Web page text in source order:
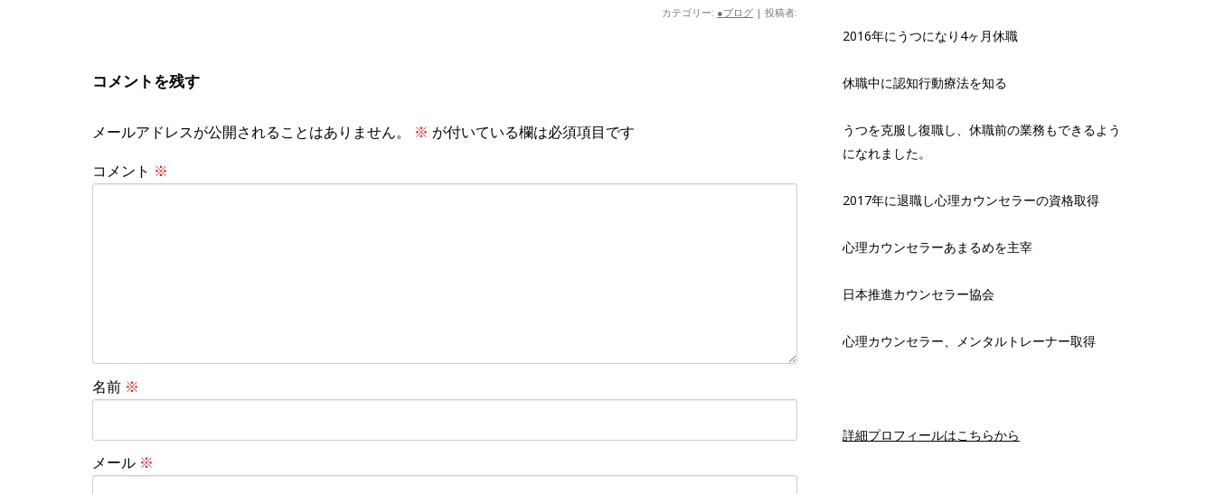
カテゴリー: ●ブログ | 投稿者:
コメントを残す
メールアドレスが公開されることはありません。 ※ が付いている欄は必須項目です
コメント ※
名前 ※
メール ※
2016年にうつになり4ヶ月休職
休職中に認知行動療法を知る
うつを克服し復職し、休職前の業務もできるよう
になれました。
2017年に退職し心理カウンセラーの資格取得
心理カウンセラーあまるめを主宰
日本推進カウンセラー協会
心理カウンセラー、メンタルトレーナー取得
詳細プロフィールはこちらから